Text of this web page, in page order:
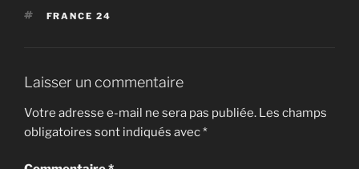
ÉTIQUETTES
FRANCE 24
Laisser un commentaire
Votre adresse e-mail ne sera pas publiée. Les champs
obligatoires sont indiqués avec*